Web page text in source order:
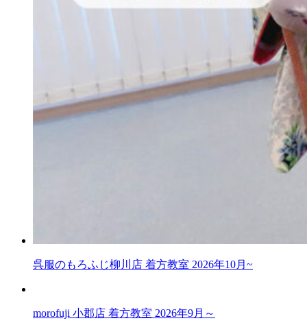
呉服のもろふじ柳川店 着方教室 2026年10月~
morofuji 小郡店 着方教室 2026年9月～